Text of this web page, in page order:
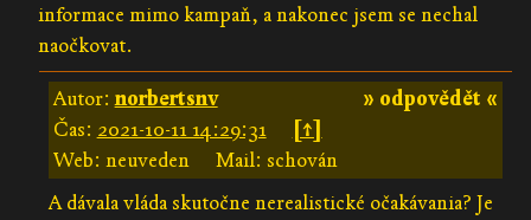
informace mimo kampaň, a nakonec jsem se nechal
naočkovat.
» odpovědět «
Autor:norbertsnv
Čas: 2021-10-11 14:29:31
[↑]
Web: neuveden
Mail: schován
A dávala vláda skutočne nerealistické očakávania? Je